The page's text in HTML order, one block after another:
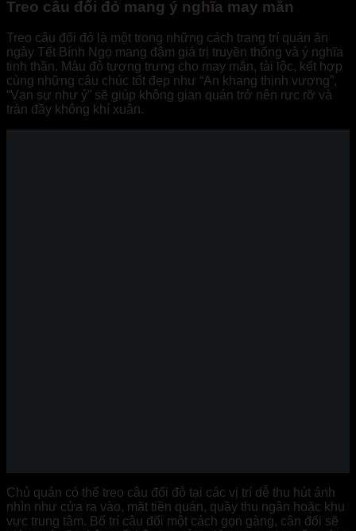
Treo câu đối đỏ mang ý nghĩa may mắn
Treo câu đối đỏ là một trong những cách trang trí quán ăn
ngày Tết Bính Ngọ mang đậm giá trị truyền thống và ý nghĩa
tinh thần. Màu đỏ tượng trưng cho may mắn, tài lộc, kết hợp
cùng những câu chúc tốt đẹp như “An khang thịnh vượng”,
“Vạn sự như ý” sẽ giúp không gian quán trở nên rực rỡ và
tràn đầy không khí xuân.
Chủ quán có thể treo câu đối đỏ tại các vị trí dễ thu hút ánh
nhìn như cửa ra vào, mặt tiền quán, quầy thu ngân hoặc khu
vực trung tâm. Bố trí câu đối một cách gọn gàng, cân đối sẽ